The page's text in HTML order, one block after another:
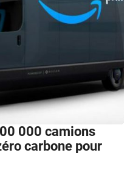
000 camions
carbone pour